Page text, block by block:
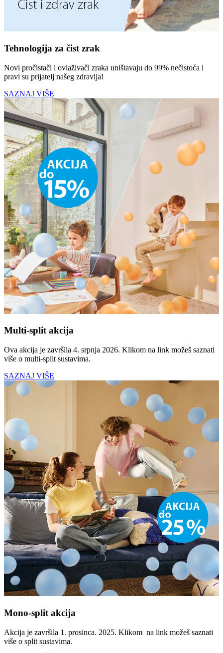
Tehnologija za čist zrak
Novi pročistači i ovlaživači zraka uništavaju do 99% nečistoća i
pravi su prijatelj našeg zdravlja!
SAZNAJ VIŠE
Multi-split akcija
Ova akcija je završila 4. srpnja 2026. Klikom na link možeš saznati
više o multi-split sustavima.
SAZNAJ VIŠE
Mono-split akcija
Akcija je završila 1. prosinca. 2025. Klikom na link možeš saznati
više o split sustavima.